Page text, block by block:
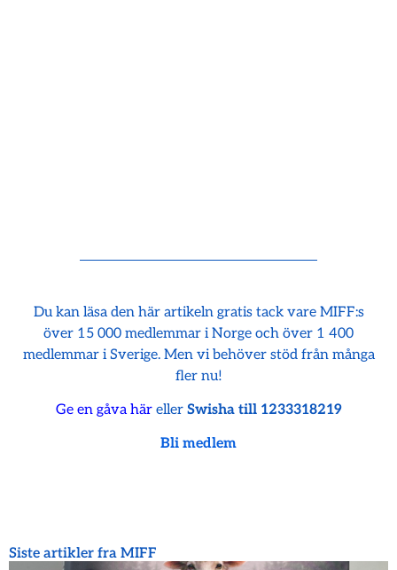
Du kan läsa den här artikeln gratis tack vare MIFF:s
över 15 000 medlemmar i Norge och över 1 400
medlemmar i Sverige. Men vi behöver stöd från många
fler nu!
Ge en gåva häreller Swisha till 1233318219
Bli medlem
Siste artikler fra MIFF